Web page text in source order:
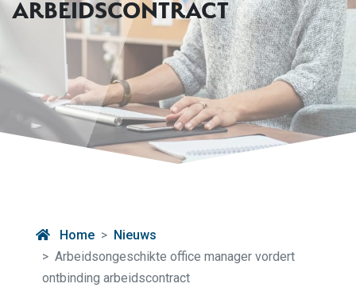
ARBEIDSCONTRACT
Home
Nieuws
Arbeidsongeschikte office manager vordert
ontbinding arbeidscontract